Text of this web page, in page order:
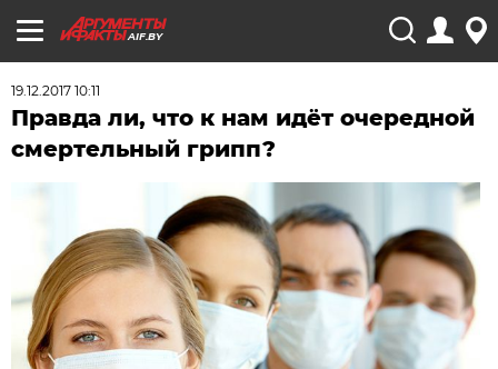
AIF.BY
19.12.2017 10:11
Правда ли, что к нам идёт очередной
смертельный грипп?